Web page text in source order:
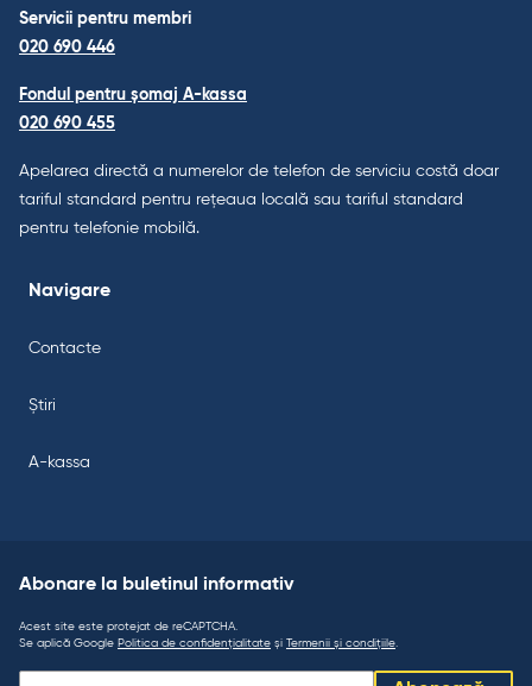
Servicii pentru membri
020 690 446
Fondul pentru șomaj A-kassa
020 690 455
Apelarea directă a numerelor de telefon de serviciu costă doar
tariful standard pentru rețeaua locală sau tariful standard
pentru telefonie mobilă.
Navigare
Contacte
Știri
A-kassa
Abonare la buletinul informativ
Acest site este protejat de reCAPTCHA.
Se aplică Google Politica de confidențialitate și Termenii și condițiile.